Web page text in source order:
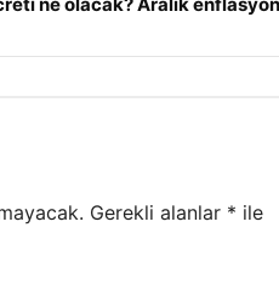
Gerekli alanlar * ile